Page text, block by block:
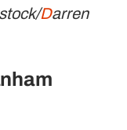
Darren